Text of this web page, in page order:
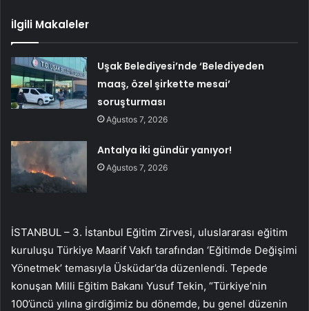
İlgili Makaleler
Uşak Belediyesi’nde ‘Belediyeden
maaş, özel şirkette mesai’
soruşturması
Ağustos 7, 2026
Antalya iki gündür yanıyor!
Ağustos 7, 2026
İSTANBUL – 3. İstanbul Eğitim Zirvesi, uluslararası eğitim
kuruluşu Türkiye Maarif Vakfı tarafından ‘Eğitimde Değişimi
Yönetmek’ temasıyla Üsküdar’da düzenlendi. Tepede
konuşan Milli Eğitim Bakanı Yusuf Tekin, “Türkiye’nin
100’üncü yılına girdiğimiz bu dönemde, bu genel düzenin